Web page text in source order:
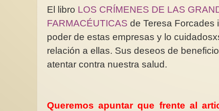
El libro LOS CRÍMENES DE LAS
FARMACÉUTICAS de Teresa
poder de estas empresas y lo
relación a ellas. Sus deseos de
atentar contra nuestra salud.
Queremos apuntar que frente al